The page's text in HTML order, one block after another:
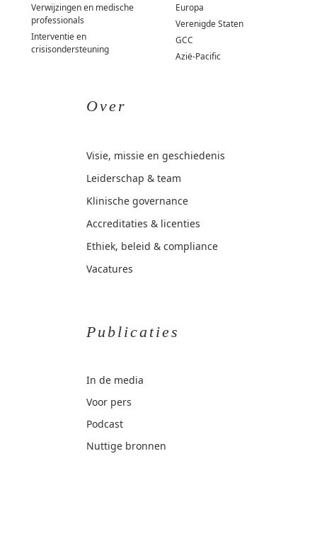
Verwijzingen en medische
professionals
Interventie en
crisisondersteuning
Europa
Verenigde Staten
GCC
Azië-Pacific
Over
Visie, missie en geschiedenis
Leiderschap & team
Klinische governance
Accreditaties & licenties
Ethiek, beleid & compliance
Vacatures
Publicaties
In de media
Voor pers
Podcast
Nuttige bronnen